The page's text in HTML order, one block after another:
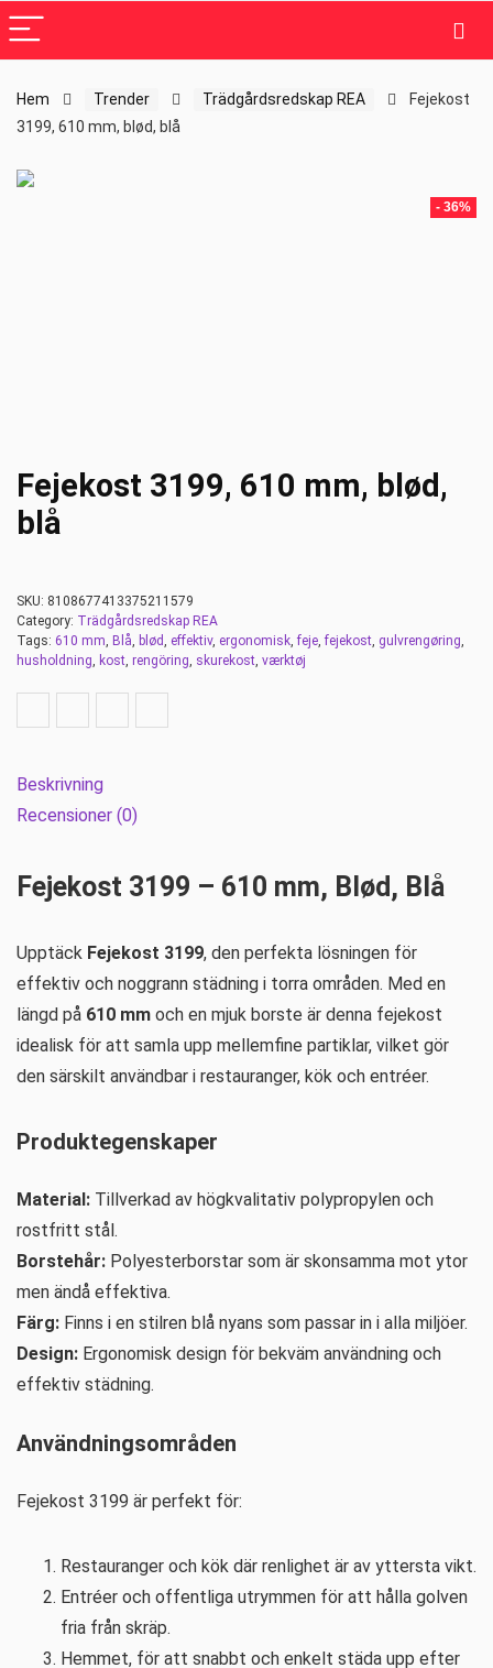
Hem Trender Trädgårdsredskap REA
Fejekost
3199, 610 mm, blød, blå
- 36%
Fejekost 3199, 610 mm, blød,
blå
SKU: 8108677413375211579
Category: Trädgårdsredskap REA
Tags: 610 mm, Blå, blød, effektiv, ergonomisk,feje,fejekost, gulvrengøring,
husholdning, kost, rengöring, skurekost, værktøj
Beskrivning
Recensioner (0)
Fejekost 3199 – 610 mm, Blød, Blå
Upptäck Fejekost 3199, den perfekta lösningen för
effektiv och noggrann städning i torra områden. Med en
längd på 610 mm och en mjuk borste är denna fejekost
idealisk för att samla upp mellemfine partiklar, vilket gör
den särskilt användbar i restauranger, kök och entréer.
Produktegenskaper
Material: Tillverkad av högkvalitativ polypropylen och
rostfritt stål.
Borstehår: Polyesterborstar som är skonsamma mot ytor
men ändå effektiva.
Färg: Finns i en stilren blå nyans som passar in i alla miljöer.
Design: Ergonomisk design för bekväm användning och
effektiv städning.
Användningsområden
Fejekost 3199 är perfekt för:
Restauranger och kök där renlighet är av yttersta vikt.
Entréer och offentliga utrymmen för att hålla golven
fria från skräp.
Hemmet, för att snabbt och enkelt städa upp efter